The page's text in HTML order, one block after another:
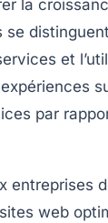
la
et
par
entreprises
web